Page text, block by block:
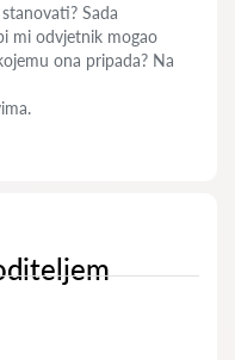
Sada
mi odvjetnik mogao
ona pripada? Na